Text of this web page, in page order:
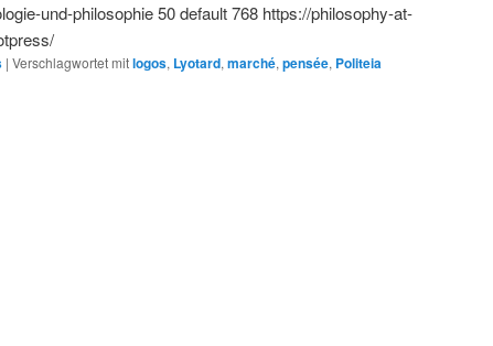
und-philosophie50default768 https://philosophy-at-
| Verschlagwortet mitlogos, Lyotard, marché, pensée, Politeia